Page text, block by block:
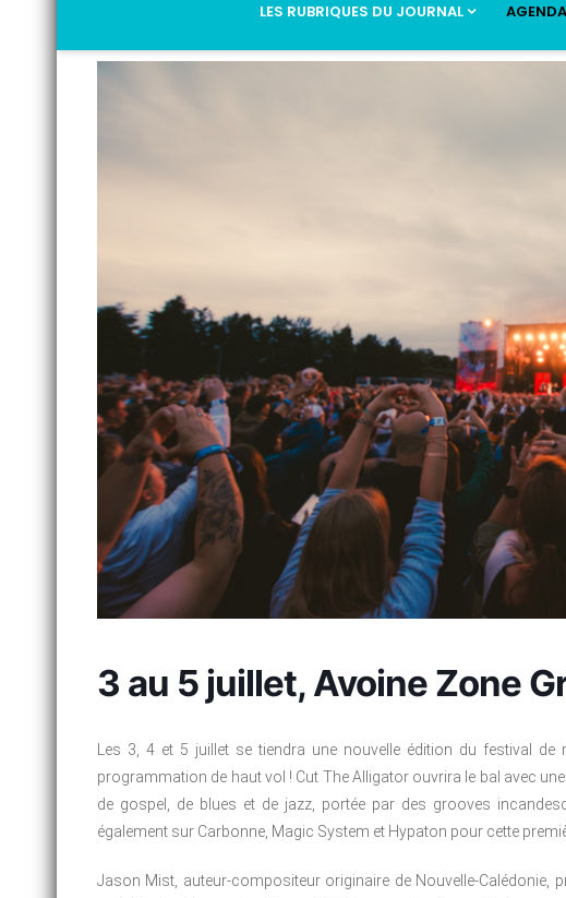
LES RUBRIQUES DU JOURNAL AGENDA
3 au 5 juillet, Avoine Zone
Les 3, 4 et 5 juillet se tiendra une nouvelle édition du festival
programmation de haut vol ! Cut The Alligator ouvrira le bal avec
de gospel, de blues et de jazz, portée par des grooves
également sur Carbonne, Magic System et Hypaton pour cette
Jason Mist, auteur-compositeur originaire de Nouvelle-Calédonie,